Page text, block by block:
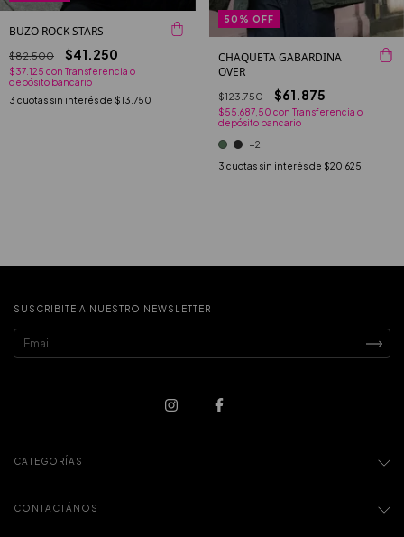
BUZO ROCK STARS
$82.500 $41.250
$37.125 con Transferencia o
depósito bancario
3 cuotas sin interés de $13.750
50 % OFF
CHAQUETA GABARDINA
OVER
$123.750 $61.875
$55.687,50 con Transferencia o
depósito bancario
+2
3 cuotas sin interés de $20.625
SUSCRIBITE A NUESTRO NEWSLETTER
CATEGORÍAS
CONTACTÁNOS